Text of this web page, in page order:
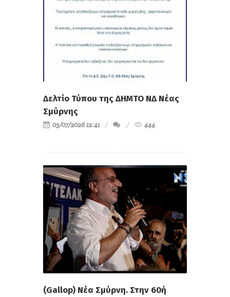
Δελτίο Τύπου της ΔΗΜΤΟ ΝΔ Νέας
Σμύρνης
03/07/2026 12:41 444
(Gallop) Νέα Σμύρνη. Στην 60ή